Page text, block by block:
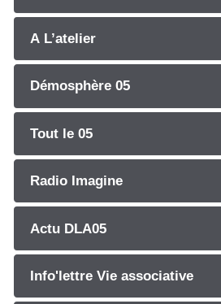
A L’atelier
Démosphère 05
Tout le 05
Radio Imagine
Actu DLA05
Info'lettre Vie associative